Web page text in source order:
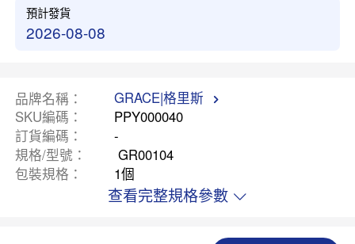
預計發貨
2026-08-08
品牌名稱
GRACE|格里斯
SKU編碼
PPY000040
訂貨編碼
-
規格/型號
GR00104
包裝規格
1個
查看完整規格參數